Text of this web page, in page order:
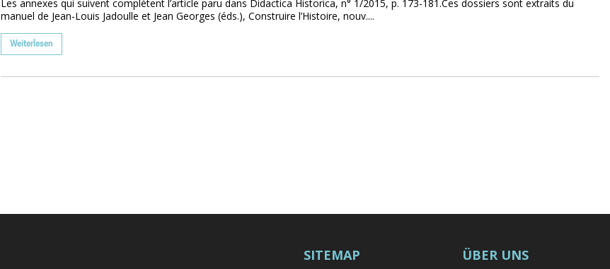
Les annexes qui suivent complètent l’article paru dans Didactica Historica, n° 1/2015, p. 173-181.Ces dossiers sont extraits du
manuel de Jean-Louis Jadoulle et Jean Georges (éds.), Construire l’Histoire, nouv....
Weiterlesen
SITEMAP ÜBER UNS